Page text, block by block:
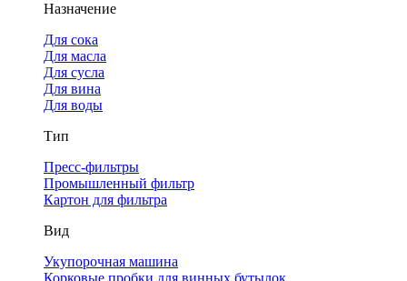
Назначение
Для сока
Для масла
Для сусла
Для вина
Для воды
Тип
Пресс-фильтры
Промышленный фильтр
Картон для фильтра
Вид
Укупорочная машина
Корковые пробки для винных бутылок